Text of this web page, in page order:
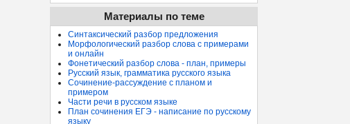
Материалы по теме
Синтаксический разбор предложения
Морфологический разбор слова с примерами
и онлайн
Фонетический разбор слова - план, примеры
Русский язык, грамматика русского языка
Сочинение-рассуждение с планом и
примером
Части речи в русском языке
План сочинения ЕГЭ - написание по русскому
языку